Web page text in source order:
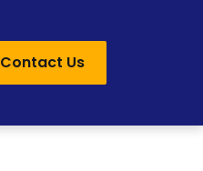
Contact Us